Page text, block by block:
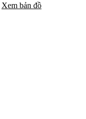
Xem bản đồ